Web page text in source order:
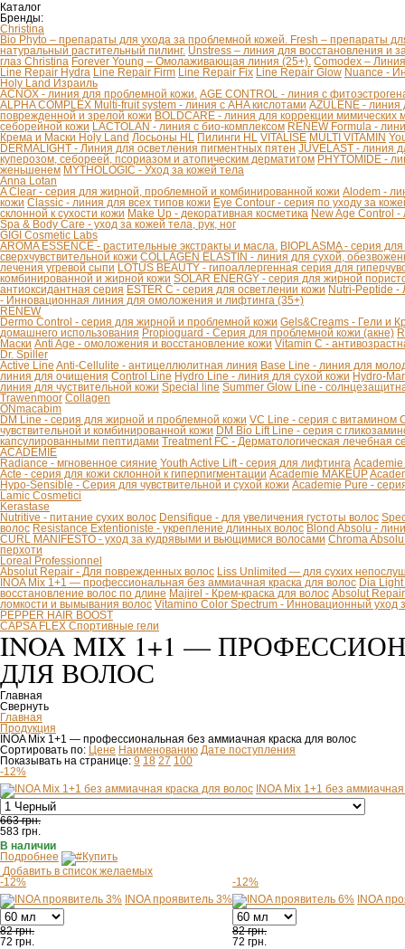
Каталог
Бренды:
Christina
Bio Phyto – препараты для ухода за проблемной кожей. Fresh – препараты
натуральный растительный пилинг. Unstress – линия для восстановления и
глаз Christina Forever Young – Омолаживающая линия (25+). Comodex –
Line Repair Hydra Line Repair Firm Line Repair Fix Line Repair Glow Nuance -
Holy Land Израиль
ACNOX - линия для проблемной кожи. AGE CONTROL - линия с
ALPHA COMPLEX Multi-fruit system - линия с AHA кислотами AZULENE - линия
поврежденной и зрелой кожи BOLDCARE - линия для коррекции мимических
себорейной кожи LACTOLAN - линия с био-комплексом RENEW Formula -
Крема и Маски Holy Land Лосьоны HL Пилинги HL VITALISE MULTI VITAMIN
DERMALIGHT - Линия для осветления пигментных пятен JUVELAST - линия
куперозом, себореей, псориазом и атопическим дерматитом PHYTOMIDE -
женьшенем MYTHOLOGIC - Уход за кожей тела
Anna Lotan
A Clear - серия для жирной, проблемной и комбинированной кожи Alodem -
кожи Classic - линия для всех типов кожи Eye Contour - серия по уходу за
склонной к сухости кожи Make Up - декоративная косметика New Age Control
Spa & Body Care - уход за кожей тела, рук, ног
GIGI Cosmetic Labs
AROMA ESSENCE - растительные экстракты и масла. BIOPLASMA - серия
сверхчувствительной кожи COLLAGEN ELASTIN - линия для сухой,
лечения угревой сыпи LOTUS BEAUTY - гипоаллергенная серия для
комбинированной и жирной кожи SOLAR ENERGY - серия для жирной
антиоксидантная серия ESTER C - серия для осветлении кожи Nutri-Peptide -
- Инновационная линия для омоложения и лифтинга (35+)
RENEW
Dermo Control - серия для жирной и проблемной кожи Gels&Creams - Гели и
домашнего использования Propioguard - Серия для проблемной кожи (акне)
Маски Anti Age - омоложения и восстановление кожи Vitamin C -
Dr. Spiller
Active Line Anti-Cellulite - антицеллюлитная линия Base Line - линия для
линия для очищения Control Line Hydro Line - линия для сухой кожи Hydro-
линия для чуствительной кожи Special line Summer Glow Line -
Trawenmoor Collagen
ONmacabim
DM Line - серия для жирной и проблемной кожи VC Line - серия с витамином
чувствительной и комбинированной кожи DM Bio Lift Line - cерия с
капсулированными пептидами Treatment FC - Дерматологическая лечебная
ACADEMIE
Radiance - мгновенное сияние Youth Active Lift - серия для лифтинга
Acte - серия для кожи склонной к гиперпигментации Academie MAKEUP
Hypo-Sensible - Серия для чувствительной и сухой кожи Academie Pure -
Lamic Cosmetici
Kerastase
Nutritive - питание сухих волос Densifique - для увеличения густоты волос
волос Resistance Extentioniste - укрепление длинных волос Blond Absolu -
CURL MANIFESTO - уход за кудрявыми и вьющимися волосами Chroma
перхоти
Loreal Professionnel
Absolut Repair - Для поврежденных волос Liss Unlimited — для сухих
INOA Mix 1+1 — профессиональная без аммиачная краска для волос Dia
восстановление волос по длине Majirel - Крем-краска для волос Absolut
ломкости и вымывания волос Vitamino Color Spectrum - Инновационный уход
PEPPER HAIR BOOST
CAPSA FLEX Спортивные гели
INOA MIX 1+1 —
ДЛЯ ВОЛОС
Главная
Свернуть
Главная
Продукция
INOA Mix 1+1 — профессиональная без аммиачная краска для волос
Сортировать по: Цене Наименованию Дате поступления
Показывать на странице: 9 18 27 100
-12%
INOA Mix 1+1 без
663 грн.
583 грн.
В наличии
Подробнее
Купить
Добавить в список желаемых
-12%
INOA проявитель 3%
82 грн.
72 грн.
-12%
INOA
82 грн.
72 грн.